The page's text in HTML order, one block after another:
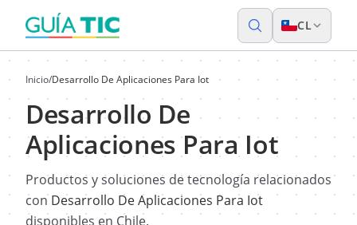
CL
Inicio/Desarrollo De Aplicaciones Para Iot
Desarrollo De
Aplicaciones Para Iot
Productos y soluciones de tecnología relacionados
conDesarrollo De Aplicaciones Para Iot
disponibles en Chile.